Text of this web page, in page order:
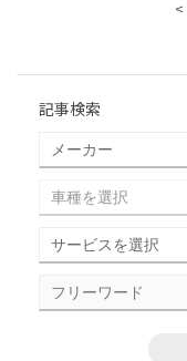
<
記事検索